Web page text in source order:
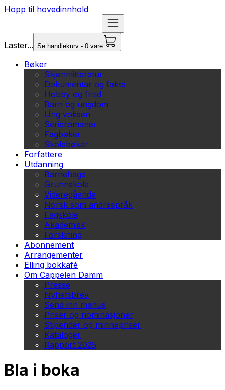
Hopp til hovedinnhold
Laster... Se handlekurv - 0 vare
Bøker
Skjønnlitteratur
Dokumentar og fakta
Hobby og fritid
Barn og ungdom
Ung voksen
Serieromaner
Fagbøker
Skolebøker
Forfattere
Utdanning
Barnehage
Grunnskole
Videregående
Norsk som andrespråk
Fagskole
Akademisk
Forskning
Abonnement
Arrangementer
Elling bokkafé
Om Cappelen Damm
Presse
Nyhetsbrev
Send inn manus
Priser og nominasjoner
Stipender og minnepriser
Kataloger
Rapport 2025
Bla i boka